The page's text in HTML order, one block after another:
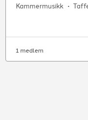
Kammermusikk
1 medlem